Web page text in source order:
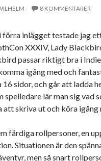
8 KOMMENTARER
förra inlägget testade jag
XXXIV, Lady
passar riktigt bra i
igång med och
sidor, och går att ladda
spelledare lär man sig vad
att skriva ut och köra igång
färdiga rollpersoner, en
Situationen är den
men så snart